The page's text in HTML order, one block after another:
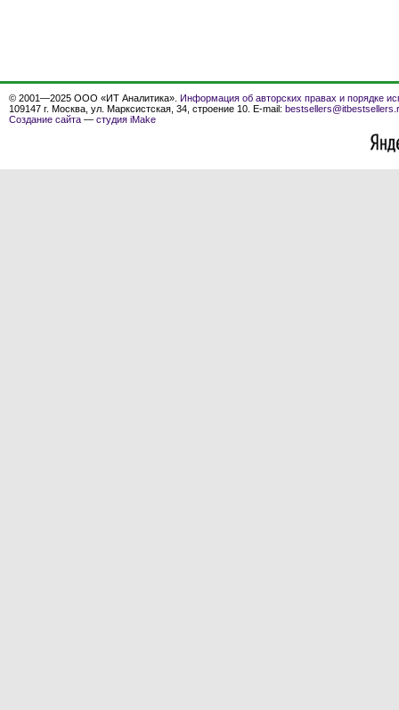
© 2001—2025 ООО «ИТ Аналитика». Информация об авторских правах и порядке
109147 г. Москва, ул. Марксистская, 34, строение 10. E-mail:
Создание сайта — студия iMake